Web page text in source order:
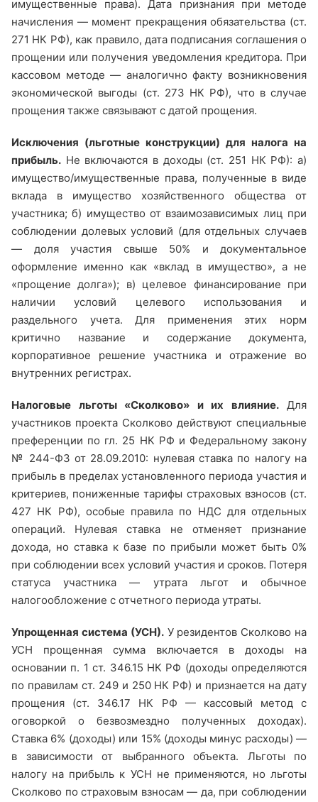
имущественные права). Дата признания при методе
начисления — момент прекращения обязательства (ст.
271 НК РФ), как правило, дата подписания соглашения о
прощении или получения уведомления кредитора. При
кассовом методе — аналогично факту возникновения
экономической выгоды (ст. 273 НК РФ), что в случае
прощения также связывают с датой прощения.
Исключения (льготные конструкции) для налога на
прибыль. Не включаются в доходы (ст. 251 НК РФ): а)
имущество/имущественные права, полученные в виде
вклада в имущество хозяйственного общества от
участника; б) имущество от взаимозависимых лиц при
соблюдении долевых условий (для отдельных случаев
— доля участия свыше 50% и документальное
оформление именно как «вклад в имущество», а не
«прощение долга»); в) целевое финансирование при
наличии условий целевого использования и
раздельного учета. Для применения этих норм
критично название и содержание документа,
корпоративное решение участника и отражение во
внутренних регистрах.
Налоговые льготы «Сколково» и их влияние.Для
участников проекта Сколково действуют специальные
преференции по гл. 25 НК РФ и Федеральному закону
№ 244-ФЗ от 28.09.2010: нулевая ставка по налогу на
прибыль в пределах установленного периода участия и
критериев, пониженные тарифы страховых взносов (ст.
427 НК РФ), особые правила по НДС для отдельных
операций. Нулевая ставка не отменяет признание
дохода, но ставка к базе по прибыли может быть 0%
при соблюдении всех условий участия и сроков. Потеря
статуса участника — утрата льгот и обычное
налогообложение с отчетного периода утраты.
Упрощенная система (УСН).У резидентов Сколково на
УСН прощенная сумма включается в доходы на
основании п. 1 ст. 346.15 НК РФ (доходы определяются
по правилам ст. 249 и 250 НК РФ) и признается на дату
прощения (ст. 346.17 НК РФ — кассовый метод с
оговоркой о безвозмездно полученных доходах).
Ставка 6% (доходы) или 15% (доходы минус расходы) —
в зависимости от выбранного объекта. Льготы по
налогу на прибыль к УСН не применяются, но льготы
Сколково по страховым взносам — да, при соблюдении